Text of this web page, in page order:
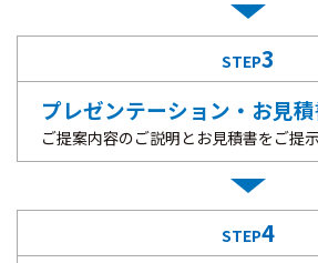
STEP3
プレゼンテーション・お見
ご提案内容のご説明とお見積書をご提
STEP4